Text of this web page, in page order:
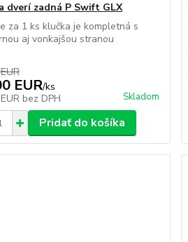
dverí zadná P Swift GLX
za 1 ks klučka je kompletná s
aj vonkajšou stranou
EUR/ks
bez DPH Skladom
Pridať do košíka